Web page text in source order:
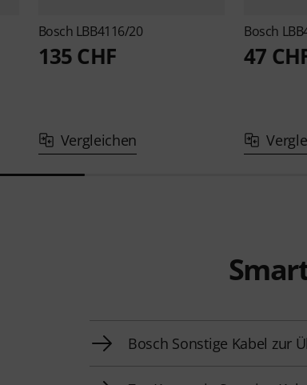
Bosch LBB4116/20
135 CHF
Vergleichen
Bosch
47
Bosch Sonstige Kabel zur